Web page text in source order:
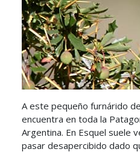
A este pequeño furnárido
encuentra en toda la
Argentina. En Esquel suele
pasar desapercibido dado